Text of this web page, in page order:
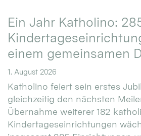
Ein Jahr Katholino:
einem gemeinsamen
1. August 2026
Katholino feiert sein erstes
gleichzeitig den nächsten
Übernahme weiterer 182
Kindertageseinrichtungen